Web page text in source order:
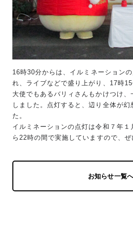
16時30分からは、イルミネーション
れ、ライブなどで盛り上がり、17時
大使でもあるバリィさんもかけつけ、
しました。点灯すると、辺り全体が幻
た。
イルミネーションの点灯は令和７年
ら22時の間で実施していますので、ぜ
お知らせ一覧